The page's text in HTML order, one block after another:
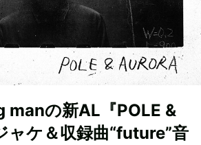
の新AL『POLE &
ャケ＆収録曲“future”音